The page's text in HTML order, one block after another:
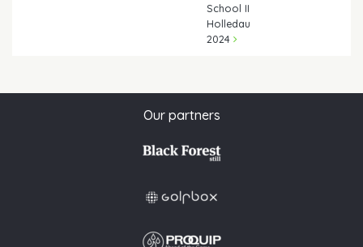
School II
Holledau
2024
Our partners